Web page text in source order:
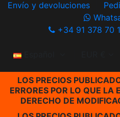
Envío y devoluciones
+34 91 378 70
Español
LOS PRECIOS
ERRORES POR LO QUE LA
DERECHO DE